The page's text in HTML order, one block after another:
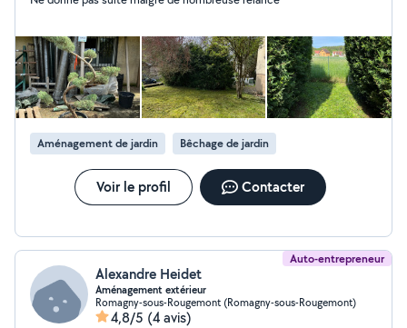
Aménagement de jardin Bêchage de jardin
Voir le profil Contacter
Auto-entrepreneur
Alexandre Heidet
Aménagement extérieur
Romagny-sous-Rougemont (Romagny-sous-Rougemont)
4,8/5 (4 avis)